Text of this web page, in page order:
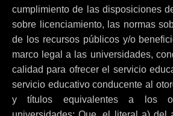
cumplimiento de las disposiciones
sobre licenciamiento, las normas
de los recursos públicos y/o
marco legal a las universidades,
calidad para ofrecer el servicio
servicio educativo conducente al
y títulos equivalentes a los